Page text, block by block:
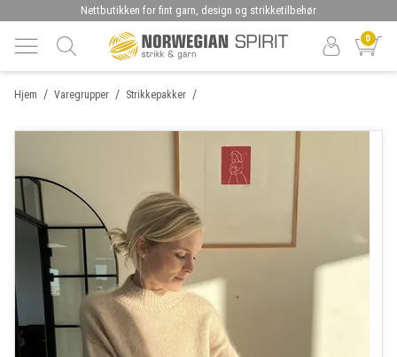
Nettbutikken for fint garn, design og strikketilbehør
0
/
Hjem /
Varegrupper /
Strikkepakker